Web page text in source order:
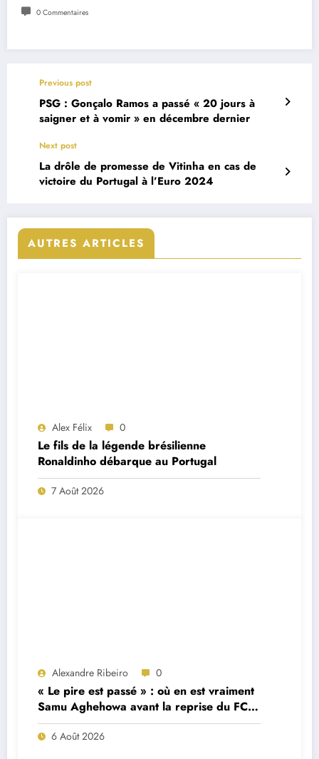
0 Commentaires
Previous post
PSG : Gonçalo Ramos a passé « 20 jours à
saigner et à vomir » en décembre dernier
Next post
La drôle de promesse de Vitinha en cas de
victoire du Portugal à l’Euro 2024
AUTRES ARTICLES
Alex Félix 0
Le fils de la légende brésilienne
Ronaldinho débarque au Portugal
7 Août 2026
Alexandre Ribeiro 0
« Le pire est passé » : où en est vraiment
Samu Aghehowa avant la reprise du FC
Porto ?
6 Août 2026